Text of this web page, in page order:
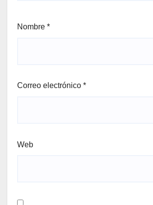
Nombre *
Correo electrónico *
Web